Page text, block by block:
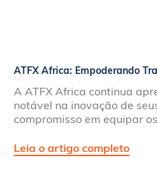
ATFX Africa: Empoderando
A ATFX Africa continua
notável na inovação de
compromisso em equipar
Leia o artigo completo